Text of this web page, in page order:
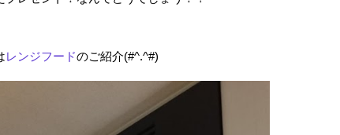
レンジフードのご紹介(#^.^#)